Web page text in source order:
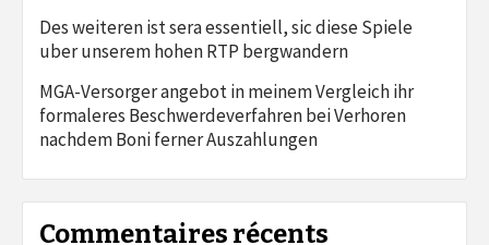
Des weiteren ist sera essentiell, sic diese Spiele
uber unserem hohen RTP bergwandern
MGA-Versorger angebot in meinem Vergleich ihr
formaleres Beschwerdeverfahren bei Verhoren
nachdem Boni ferner Auszahlungen
Commentaires récents